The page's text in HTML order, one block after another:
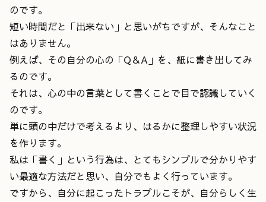
のです。
短い時間だと「出来ない」と思いがちですが、そんなこと
はありません。
例えば、その自分の心の「Q＆A」を、紙に書き出してみ
るのです。
それは、心の中の言葉として書くことで目で認識していく
のです。
単に頭の中だけで考えるより、はるかに整理しやすい状況
を作ります。
私は「書く」という行為は、とてもシンプルで分かりやす
い最適な方法だと思い、自分でもよく行っています。
ですから、自分に起こったトラブルこそが、自分らしく生